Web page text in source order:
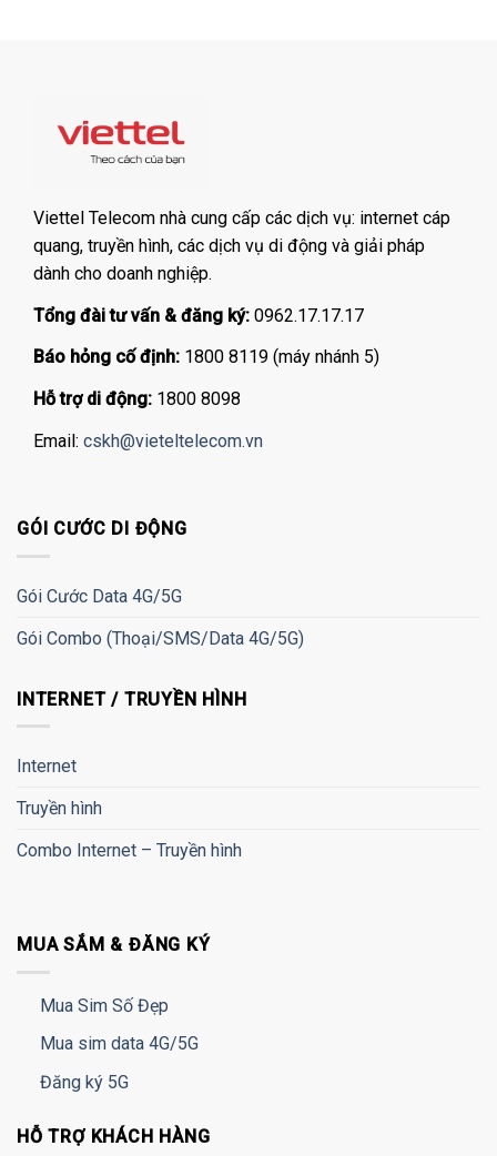
Viettel Telecom nhà cung cấp các dịch vụ: internet cáp
quang, truyền hình, các dịch vụ di động và giải pháp
dành cho doanh nghiệp.
Tổng đài tư vấn & đăng ký: 0962.17.17.17
Báo hỏng cố định: 1800 8119 (máy nhánh 5)
Hỗ trợ di động: 1800 8098
Email: cskh@vieteltelecom.vn
GÓI CƯỚC DI ĐỘNG
Gói Cước Data 4G/5G
Gói Combo (Thoại/SMS/Data 4G/5G)
INTERNET / TRUYỀN HÌNH
Internet
Truyền hình
Combo Internet – Truyền hình
MUA SẮM & ĐĂNG KÝ
Mua Sim Số Đẹp
Mua sim data 4G/5G
Đăng ký 5G
HỖ TRỢ KHÁCH HÀNG